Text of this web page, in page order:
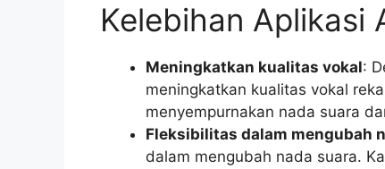
Kelebihan Aplikasi
Meningkatkan kualitas vokal:
meningkatkan kualitas vokal
menyempurnakan nada suara
Fleksibilitas dalam mengubah
dalam mengubah nada suara.